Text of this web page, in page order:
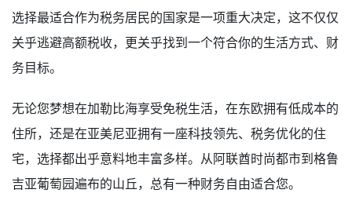
选择最适合作为税务居民的国家是一项重大决定，这不仅仅
关乎逃避高额税收，更关乎找到一个符合你的生活方式、财
务目标。
无论您梦想在加勒比海享受免税生活，在东欧拥有低成本的
住所，还是在亚美尼亚拥有一座科技领先、税务优化的住
宅，选择都出乎意料地丰富多样。从阿联酋时尚都市到格鲁
吉亚葡萄园遍布的山丘，总有一种财务自由适合您。